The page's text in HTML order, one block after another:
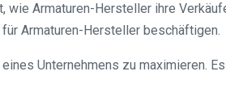
Armaturen-Hersteller ihre
Armaturen-Hersteller beschäftigen.
Unternehmens zu maximieren.